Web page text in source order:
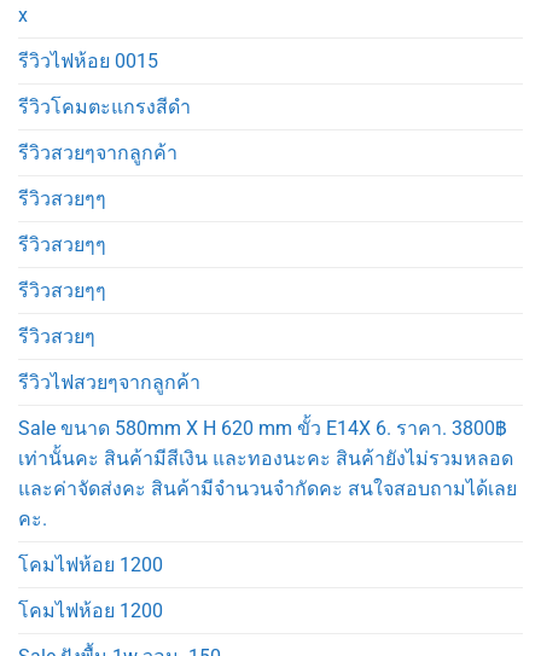
x
รีวิวไฟห้อย 0015
รีวิวโคมตะแกรงสีดำ
รีวิวสวยๆจากลูกค้า
รีวิวสวยๆๆ
รีวิวสวยๆๆ
รีวิวสวยๆๆ
รีวิวสวยๆ
รีวิวไฟสวยๆจากลูกค้า
Sale ขนาด 580mm X H 620 mm ขั้ว E14X 6. ราคา. 3800฿
เท่านั้นคะ สินค้ามีสีเงิน และทองนะคะ สินค้ายังไม่รวมหลอด
และค่าจัดส่งคะ สินค้ามีจำนวนจำกัดคะ สนใจสอบถามได้เลย
คะ.
โคมไฟห้อย 1200
โคมไฟห้อย 1200